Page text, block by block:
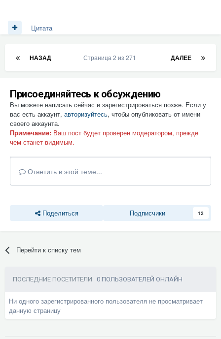
Цитата
НАЗАД ДАЛЕЕ
Страница 2 из 271
Присоединяйтесь к обсуждению
Вы можете написать сейчас и зарегистрироваться позже. Если у
вас есть аккаунт, авторизуйтесь, чтобы опубликовать от имени
своего аккаунта.
Примечание: Ваш пост будет проверен модератором, прежде
чем станет видимым.
Ответить в этой теме...
Поделиться Подписчики 12
Перейти к списку тем
ПОСЛЕДНИЕ ПОСЕТИТЕЛИ 0 ПОЛЬЗОВАТЕЛЕЙ ОНЛАЙН
Ни одного зарегистрированного пользователя не просматривает
данную страницу